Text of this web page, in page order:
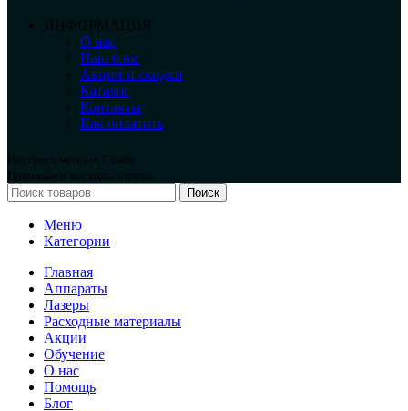
ИНФОРМАЦИЯ
О нас
Наш блог
Акции и скидки
Каталог
Контакты
Как оплатить
Интернет магазин Cosmo
Принимаем все виды оплаты.
Поиск
Меню
Категории
Главная
Аппараты
Лазеры
Расходные материалы
Акции
Обучение
О нас
Помощь
Блог